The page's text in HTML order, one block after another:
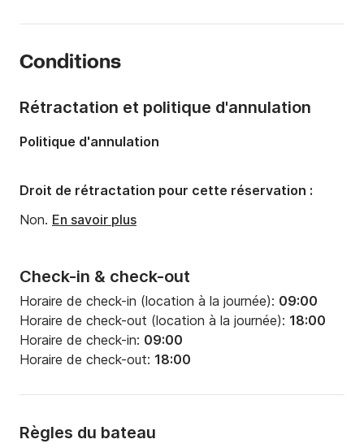
Nombre de couchages:
Nombre de salles de bains:
Tirant d'eau:2m
Puissance moteur:55cv
Conditions
Check-in & check-out
Horaire de check-in (location à la journée): 09:00
Horaire de check-out (location à la journée): 18:00
Horaire de check-in: 09:00
Horaire de check-out: 18:00
Règles du bateau
Rétractation et politique d'annulation
Politique d'annulation
Droit de rétractation pour cette réservation :
Non. En savoir plus